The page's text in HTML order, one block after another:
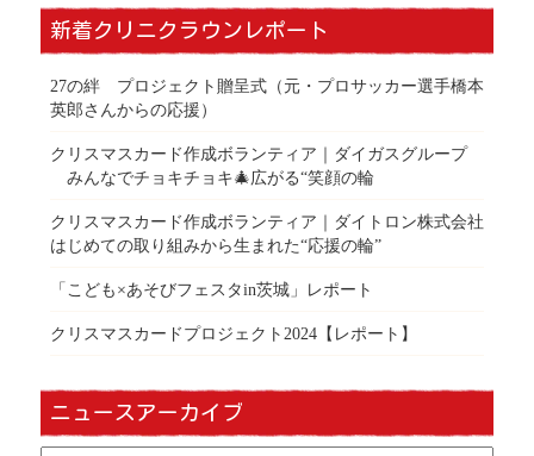
新着クリニクラウンレポート
27の絆 プロジェクト贈呈式（元・プロサッカー選手橋本
英郎さんからの応援）
クリスマスカード作成ボランティア｜ダイガスグループ
みんなでチョキチョキ🎄広がる“笑顔の輪
クリスマスカード作成ボランティア｜ダイトロン株式会社
はじめての取り組みから生まれた“応援の輪”
「こども×あそびフェスタin茨城」レポート
クリスマスカードプロジェクト2024【レポート】
ニュースアーカイブ